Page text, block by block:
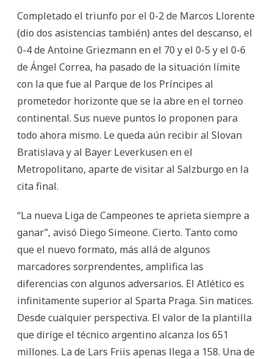
Completado el triunfo por el 0-2 de Marcos Llorente
(dio dos asistencias también) antes del descanso, el
0-4 de Antoine Griezmann en el 70 y el 0-5 y el 0-6
de Ángel Correa, ha pasado de la situación límite
con la que fue al Parque de los Príncipes al
prometedor horizonte que se la abre en el torneo
continental. Sus nueve puntos lo proponen para
todo ahora mismo. Le queda aún recibir al Slovan
Bratislava y al Bayer Leverkusen en el
Metropolitano, aparte de visitar al Salzburgo en la
cita final.
“La nueva Liga de Campeones te aprieta siempre a
ganar”, avisó Diego Simeone. Cierto. Tanto como
que el nuevo formato, más allá de algunos
marcadores sorprendentes, amplifica las
diferencias con algunos adversarios. El Atlético es
infinitamente superior al Sparta Praga. Sin matices.
Desde cualquier perspectiva. El valor de la plantilla
que dirige el técnico argentino alcanza los 651
millones. La de Lars Friis apenas llega a 158. Una de